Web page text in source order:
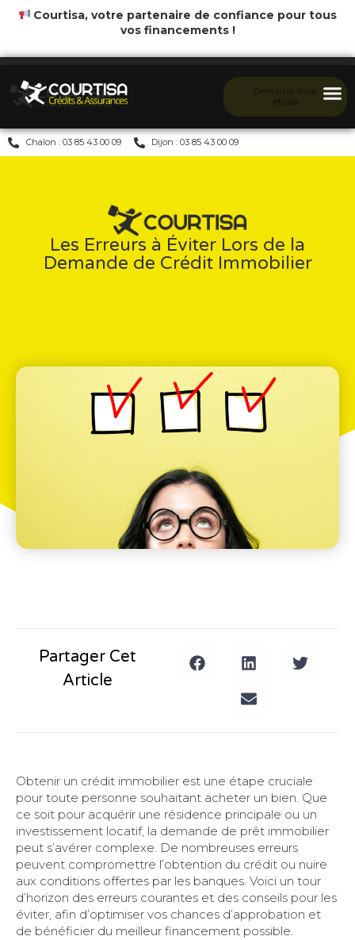
Courtisa, votre partenaire de confiance pour tous
vos financements !
Chalon : 03 85 43 00 09 Dijon : 03 85 43 00 09
Les Erreurs à Éviter Lors de la
Demande de Crédit Immobilier
Partager Cet
Article
Obtenir un crédit immobilier est une étape cruciale
pour toute personne souhaitant acheter un bien. Que
ce soit pour acquérir une résidence principale ou un
investissement locatif, la demande de prêt immobilier
peut s’avérer complexe. De nombreuses erreurs
peuvent compromettre l’obtention du crédit ou nuire
aux conditions offertes par les banques. Voici un tour
d’horizon des erreurs courantes et des conseils pour les
éviter, afin d’optimiser vos chances d’approbation et
de bénéficier du meilleur financement possible.